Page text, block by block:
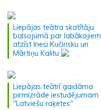
Liepājas teātra skatītāju
balsojumā par labākajiem
atzīst Inesi Kučinsku un
Mārtiņu Kalitu
Liepājas teātrī gaidāma
pirmizrāde iestudējumam
"Latviešu raķetes"